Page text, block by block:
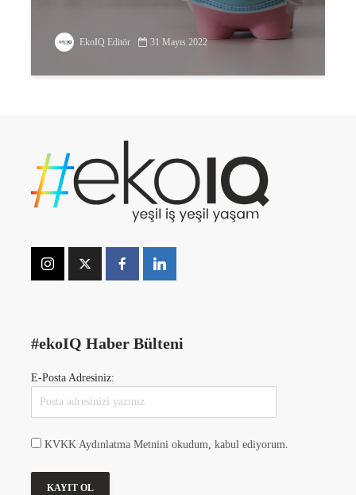
EkoIQ Editör 31 Mayıs 2022
#ekoIQ Haber Bülteni
E-Posta Adresiniz:
KVKK Aydınlatma Metnini okudum, kabul ediyorum.